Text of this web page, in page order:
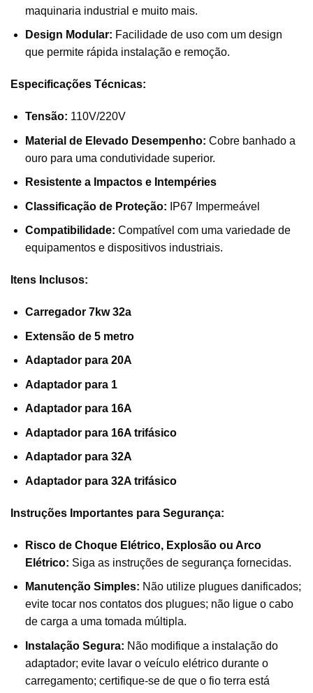
maquinaria industrial e muito mais.
Design Modular: Facilidade de uso com um design
que permite rápida instalação e remoção.
Especificações Técnicas:
Tensão: 110V/220V
Material de Elevado Desempenho: Cobre banhado a
ouro para uma condutividade superior.
Resistente a Impactos e Intempéries
Classificação de Proteção: IP67 Impermeável
Compatibilidade: Compatível com uma variedade de
equipamentos e dispositivos industriais.
Itens Inclusos:
Carregador 7kw 32a
Extensão de 5 metro
Adaptador para 20A
Adaptador para 1
Adaptador para 16A
Adaptador para 16A trifásico
Adaptador para 32A
Adaptador para 32A trifásico
Instruções Importantes para Segurança:
Risco de Choque Elétrico, Explosão ou Arco
Elétrico: Siga as instruções de segurança fornecidas.
Manutenção Simples: Não utilize plugues danificados;
evite tocar nos contatos dos plugues; não ligue o cabo
de carga a uma tomada múltipla.
Instalação Segura: Não modifique a instalação do
adaptador; evite lavar o veículo elétrico durante o
carregamento; certifique-se de que o fio terra está